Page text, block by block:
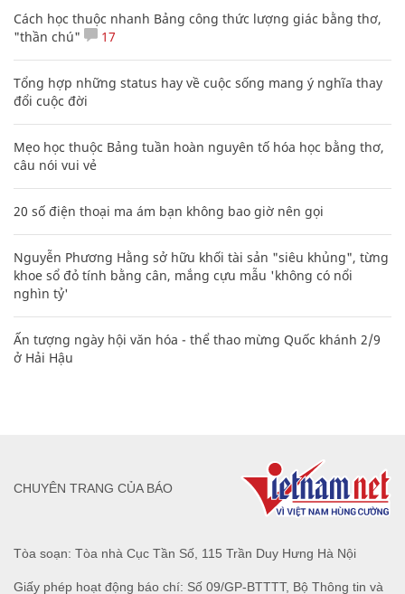
Cách học thuộc nhanh Bảng công thức lượng giác bằng thơ,
"thần chú"
17
Tổng hợp những status hay về cuộc sống mang ý nghĩa thay
đổi cuộc đời
Mẹo học thuộc Bảng tuần hoàn nguyên tố hóa học bằng thơ,
câu nói vui vẻ
20 số điện thoại ma ám bạn không bao giờ nên gọi
Nguyễn Phương Hằng sở hữu khối tài sản "siêu khủng", từng
khoe sổ đỏ tính bằng cân, mắng cựu mẫu 'không có nổi
nghìn tỷ'
Ấn tượng ngày hội văn hóa - thể thao mừng Quốc khánh 2/9
ở Hải Hậu
Tòa soạn: Tòa nhà Cục Tần Số, 115 Trần Duy Hưng Hà Nội
Giấy phép hoạt động báo chí: Số 09/GP-BTTTT, Bộ Thông tin và
CHUYÊN TRANG CỦA BÁO